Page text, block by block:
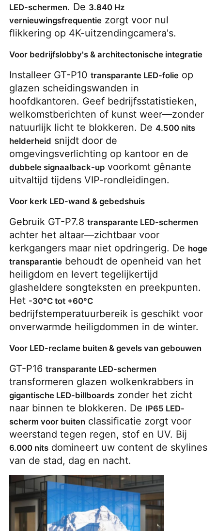
LED-schermen. De 3.840 Hz
vernieuwingsfrequentie zorgt voor nul
flikkering op 4K-uitzendingcamera's.
Voor bedrijfslobby's & architectonische integratie
Installeer GT-P10 transparante LED-folie op
glazen scheidingswanden in
hoofdkantoren. Geef bedrijfsstatistieken,
welkomstberichten of kunst weer—zonder
natuurlijk licht te blokkeren. De 4.500 nits
helderheid snijdt door de
dubbele signaalback-up voorkomt gênante
uitvaltijd tijdens VIP-rondleidingen.
Voor kerk LED-wand & gebedshuis
Gebruik GT-P7.8 transparante LED-schermen
achter het altaar—zichtbaar voor
kerkgangers maar niet opdringerig. De hoge
transparantie behoudt de openheid van het
heiligdom en levert tegelijkertijd
glasheldere songteksten en preekpunten.
Het -30°C tot +60°C
bedrijfstemperatuurbereik is geschikt voor
onverwarmde heiligdommen in de winter.
Voor LED-reclame buiten & gevels van gebouwen
GT-P16 transparante LED-schermen
gigantische LED-billboards zonder het zicht
naar binnen te blokkeren. De IP65 LED-
scherm voor buiten classificatie zorgt voor
6.000 nits domineert uw content de skylines
van de stad, dag en nacht.